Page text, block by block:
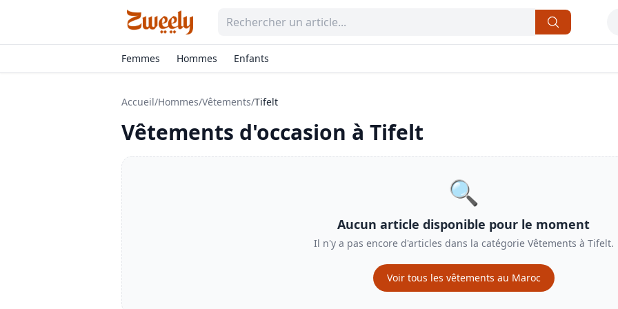
Femmes Hommes Enfants
Accueil/Hommes/Vêtements/Tifelt
Vêtements d'occasion à Tifelt
🔍
Aucun article disponible pour le moment
Il n'y a pas encore d'articles dans la catégorie Vêtements à Tifelt.
Voir tous les vêtements au Maroc